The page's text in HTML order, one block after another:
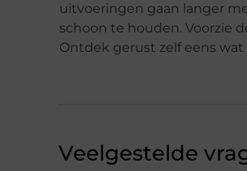
uitvoeringen gaan langer
schoon te houden. Voorzie
Ontdek gerust zelf eens
Veelgestelde